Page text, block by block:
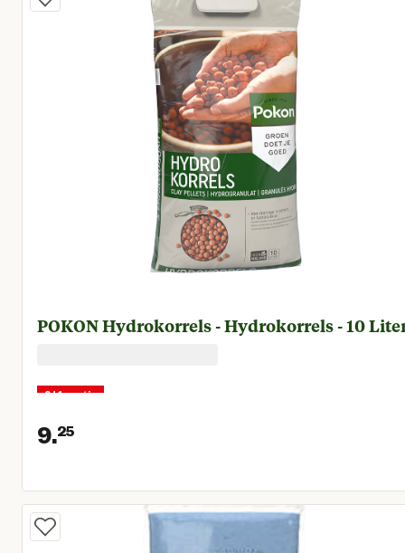
POKON Hydrokorrels - Hydrokorrels - 10
2+1 gratis
9.25
Huidige prijs € 9,25